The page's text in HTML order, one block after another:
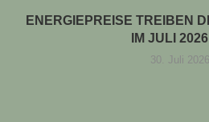
ENERGIEPREISE TREIBEN
IM JULI
30. Juli 2026